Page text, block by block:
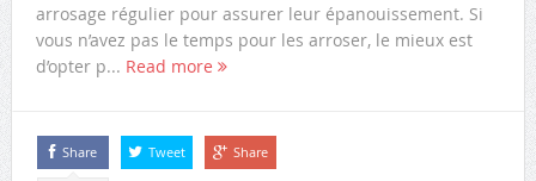
arrosage régulier pour assurer leur épanouissement. Si
vous n’avez pas le temps pour les arroser, le mieux est
d’opter p... Read more
Share Tweet Share